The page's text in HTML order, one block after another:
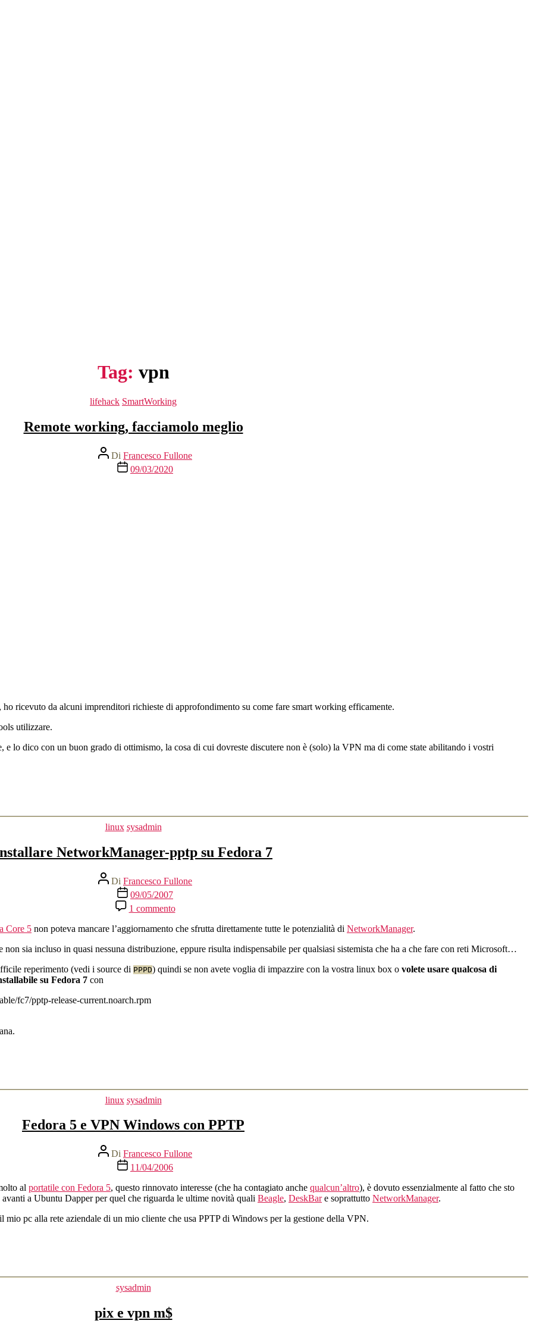
Tag: vpn
Categorie
lifehack SmartWorking
Remote working, facciamolo meglio
Autore
articolo
Di Francesco Fullone
Data
dell'articolo
09/03/2020
, ho ricevuto da alcuni imprenditori richieste di approfondimento su come fare smart working efficamente.
utilizzare.
e lo dico con un buon grado di ottimismo, la cosa di cui dovreste discutere non è (solo) la VPN ma di come state abilitando i vostri
Categorie
linux sysadmin
NetworkManager-pptp su Fedora 7
Autore
articolo
Di Francesco Fullone
Data
dell'articolo
09/05/2007
1 commentosu
Installare
NetworkManager-
su
7
Core 5 non poteva mancare l’aggiornamento che sfrutta direttamente tutte le potenzialità di NetworkManager.
non sia incluso in quasi nessuna distribuzione, eppure risulta indispensabile per qualsiasi sistemista che ha a che fare con reti Microsoft…
reperimento (vedi i source di PPPD) quindi se non avete voglia di impazzire con la vostra linux box o volete usare qualcosa di
su Fedora 7 con
fc7/pptp-release-current.noarch.rpm
Categorie
linux sysadmin
Fedora 5 e VPN Windows con PPTP
Autore
articolo
Di Francesco Fullone
Data
dell'articolo
11/04/2006
al portatile con Fedora 5, questo rinnovato interesse (che ha contagiato anche qualcun’altro), è dovuto essenzialmente al fatto che sto
a Ubuntu Dapper per quel che riguarda le ultime novità quali Beagle, DeskBare soprattutto NetworkManager.
pc alla rete aziendale di un mio cliente che usa PPTP di Windows per la gestione della VPN.
Categorie
sysadmin
pix e vpn m$